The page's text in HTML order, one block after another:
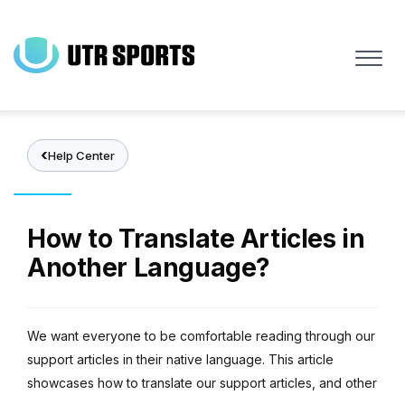
main
content
Help Center
How to Translate Articles in
Another Language?
We want everyone to be comfortable reading through our
support articles in their native language. This article
showcases how to translate our support articles, and other